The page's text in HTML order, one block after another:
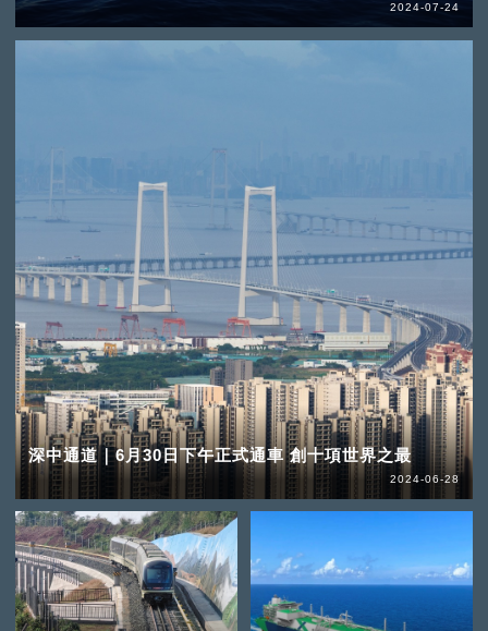
2024-07-24
深中通道｜6月30日下午正式通車 創十項世界之最
2024-06-28